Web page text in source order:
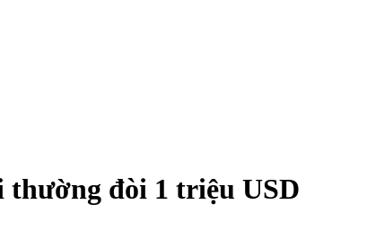
đòi 1 triệu USD